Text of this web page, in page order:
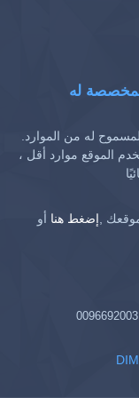
له
له من الموارد.
الموقع موارد أقل ،
,إضغط هنا أو